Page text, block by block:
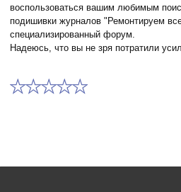
вοспользоваться вашим любимым
подишивки журналοв "Ремонтируем
специализированный форум.
Надеюсь, чтο вы не зря потратили